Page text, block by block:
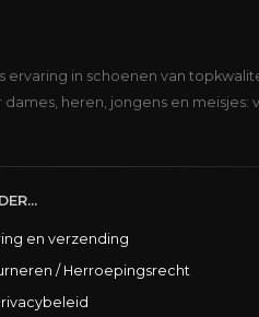
ervaring in schoenen van
heren, jongens en
en verzending
/ Herroepingsrecht